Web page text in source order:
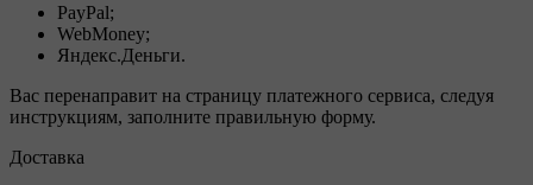
PayPal;
WebMoney;
Яндекс.Деньги.
Вас перенаправит на страницу платежного сервиса, следуя
инструкциям, заполните правильную форму.
Доставка